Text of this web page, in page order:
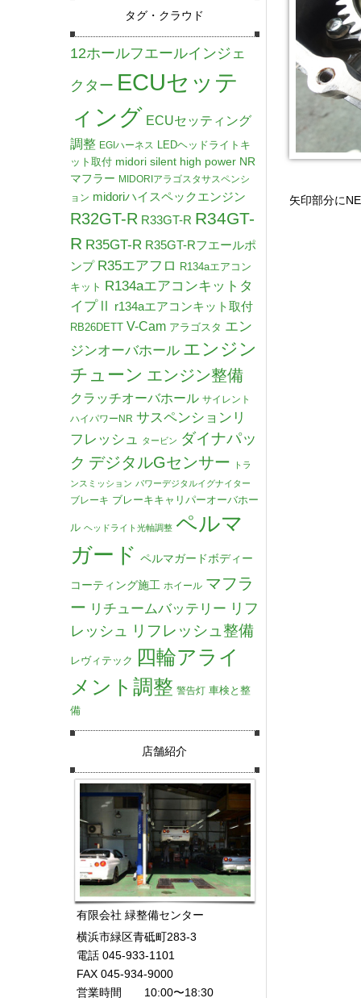
矢印部分に
タグ・クラウド
12ホールフエールインジェ
クター ECUセッテ
ィング ECUセッティング
調整 EGIハーネス LEDヘッドライトキ
ット取付 midori silent high power NR
マフラー MIDORIアラゴスタサスペンシ
ョン midoriハイスペックエンジン
R32GT-R R33GT-R R34GT-
R R35GT-R R35GT-Rフエールポ
ンプ R35エアフロ R134aエアコン
キット R134aエアコンキットタ
イプⅡ
r134aエアコンキット取付
RB26DETT V-Cam アラゴスタ エン
ジンオーバホール エンジン
チューン エンジン整備
クラッチオーバホール サイレント
ハイパワーNR サスペンションリ
フレッシュ
タービン ダイナパッ
ク デジタルGセンサー
トラ
ンスミッション パワーデジタルイグナイター
ブレーキ ブレーキキャリパーオーバホー
ル ヘッドライト光軸調整 ペルマ
ガード ペルマガードボディー
コーティング施工 ホイール マフラ
ー リチュームバッテリー リフ
レッシュ
リフレッシュ整備
レヴィテック 四輪アライ
メント調整 警告灯 車検と整
備
店舗紹介
有限会社 緑整備センター
横浜市緑区青砥町283-3
電話 045-933-1101
FAX 045-934-9000
営業時間 10:00〜18:30